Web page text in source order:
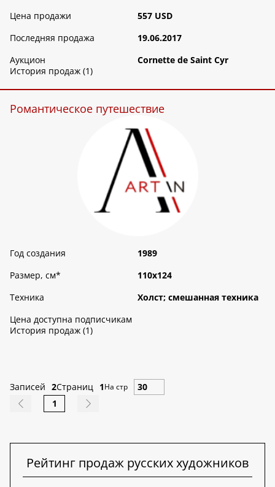
Цена продажи
557 USD
Последняя продажа
19.06.2017
Аукцион
Cornette de Saint Cyr
История продаж (1)
Романтическое путешествие
Год создания
1989
Размер, см*
110х124
Техника
Холст; смешанная техника
Цена доступна подписчикам
История продаж (1)
Записей 2Страниц 1На стр
1
Рейтинг продаж русских художников